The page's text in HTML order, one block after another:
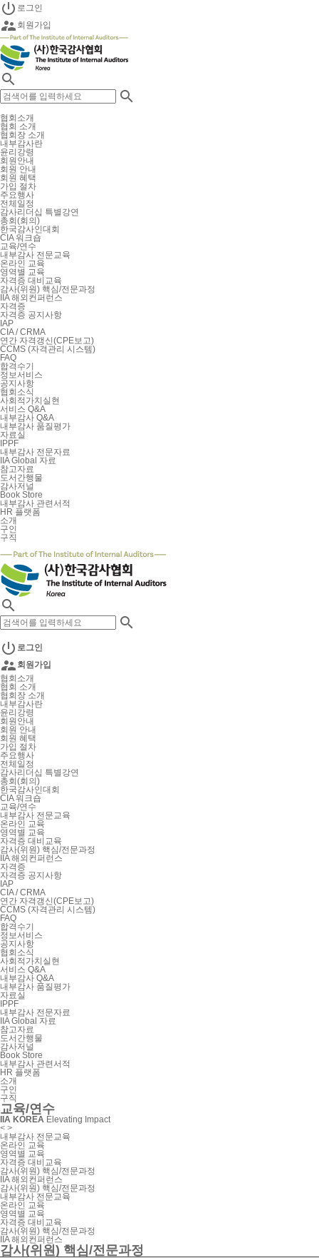
 로그인
 회원가입


협회소개
협회 소개
협회장 소개
내부감사란
윤리강령
회원안내
회원 안내
회원 혜택
가입 절차
주요행사
전체일정
감사리더십 특별강연
총회(회의)
한국감사인대회
CIA 워크숍
교육/연수
내부감사 전문교육
온라인 교육
영역별 교육
자격증 대비교육
감사(위원) 핵심/전문과정
IIA 해외컨퍼런스
자격증
자격증 공지사항
IAP
CIA / CRMA
연간 자격갱신(CPE보고)
CCMS (자격관리 시스템)
FAQ
합격수기
정보서비스
공지사항
협회소식
사회적가치실현
서비스 Q&A
내부감사 Q&A
내부감사 품질평가
자료실
IPPF
내부감사 전문자료
IIA Global 자료
참고자료
도서간행물
감사저널
Book Store
내부감사 관련서적
HR 플랫폼
소개
구인
구직


 로그인
 회원가입
협회소개
협회 소개
협회장 소개
내부감사란
윤리강령
회원안내
회원 안내
회원 혜택
가입 절차
주요행사
전체일정
감사리더십 특별강연
총회(회의)
한국감사인대회
CIA 워크숍
교육/연수
내부감사 전문교육
온라인 교육
영역별 교육
자격증 대비교육
감사(위원) 핵심/전문과정
IIA 해외컨퍼런스
자격증
자격증 공지사항
IAP
CIA / CRMA
연간 자격갱신(CPE보고)
CCMS (자격관리 시스템)
FAQ
합격수기
정보서비스
공지사항
협회소식
사회적가치실현
서비스 Q&A
내부감사 Q&A
내부감사 품질평가
자료실
IPPF
내부감사 전문자료
IIA Global 자료
참고자료
도서간행물
감사저널
Book Store
내부감사 관련서적
HR 플랫폼
소개
구인
구직
교육/연수
IIA KOREA Elevating Impact
< >
내부감사 전문교육
온라인 교육
영역별 교육
자격증 대비교육
감사(위원) 핵심/전문과정
IIA 해외컨퍼런스
감사(위원) 핵심/전문과정
내부감사 전문교육
온라인 교육
영역별 교육
자격증 대비교육
감사(위원) 핵심/전문과정
IIA 해외컨퍼런스
감사(위원) 핵심/전문과정